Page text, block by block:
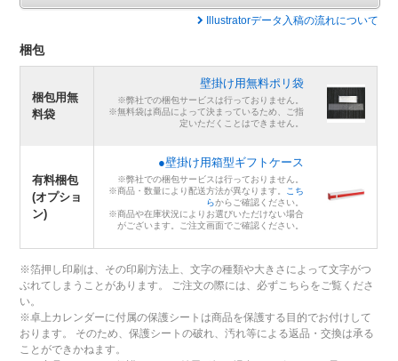
Illustratorデータ入稿の流れについて
梱包
梱包用無
料袋
壁掛け用無料ポリ袋
※弊社での梱包サービスは行っておりません。
※無料袋は商品によって決まっているため、ご指
定いただくことはできません。
有料梱包
(オプショ
ン)
●壁掛け用箱型ギフトケース
※弊社での梱包サービスは行っておりません。
※商品・数量により配送方法が異なります。 こち
らからご確認ください。
※商品や在庫状況によりお選びいただけない場合
がございます。ご注文画面でご確認ください。
※箔押し印刷は、その印刷方法上、文字の種類や大きさによって文字がつ
ぶれてしまうことがあります。 ご注文の際には、必ずこちらをご覧くださ
い。
※卓上カレンダーに付属の保護シートは商品を保護する目的でお付けして
おります。 そのため、保護シートの破れ、汚れ等による返品・交換は承る
ことができかねます。